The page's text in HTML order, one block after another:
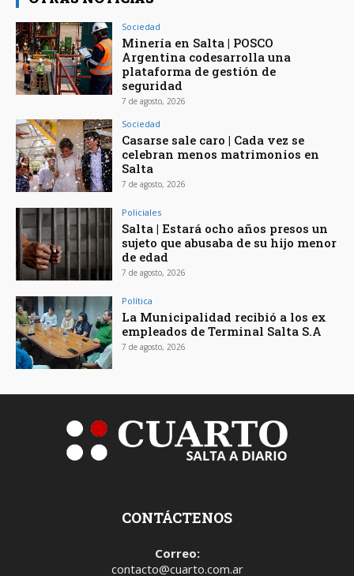
Sociedad
Minería en Salta | POSCO
Argentina codesarrolla una
plataforma de gestión de
seguridad
7 de agosto, 2026
Sociedad
Casarse sale caro | Cada vez se
celebran menos matrimonios en
Salta
7 de agosto, 2026
Policiales
Salta | Estará ocho años presos un
sujeto que abusaba de su hijo menor
de edad
7 de agosto, 2026
Política
La Municipalidad recibió a los ex
empleados de Terminal Salta S.A
7 de agosto, 2026
CONTÁCTENOS
Correo:
contacto@cuarto.com.ar